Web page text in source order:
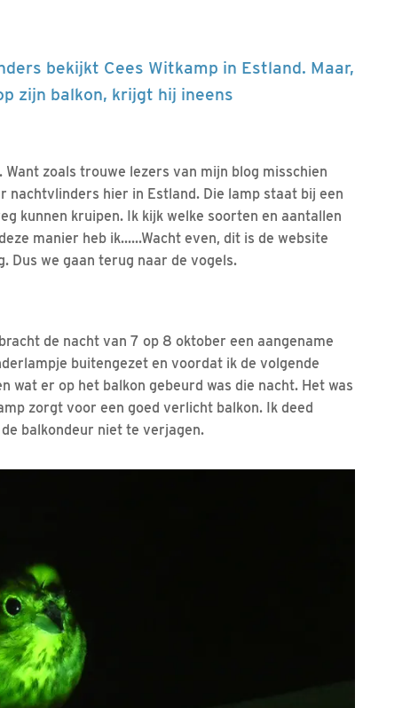
bekijkt Cees Witkamp in Estland. Maar,
zijn balkon, krijgt hij ineens
zoals trouwe lezers van mijn blog misschien
nachtvlinders hier in Estland. Die lamp staat bij een
kunnen kruipen. Ik kijk welke soorten en aantallen
manier heb ik......Wacht even, dit is de website
Dus we gaan terug naar de vogels.
de nacht van 7 op 8 oktober een aangename
buitengezet en voordat ik de volgende
wat er op het balkon gebeurd was die nacht. Het was
zorgt voor een goed verlicht balkon. Ik deed
balkondeur niet te verjagen.